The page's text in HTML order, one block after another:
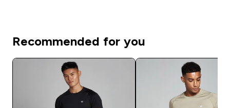
Recommended for you